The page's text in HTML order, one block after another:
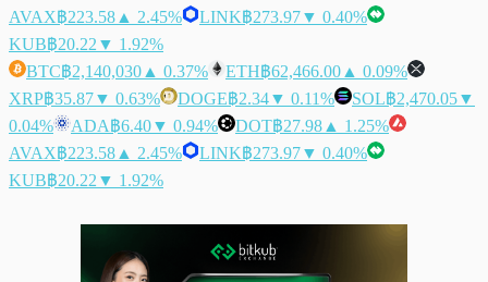
AVAX฿223.58 ▲ 2.45% LINK฿273.97▼ 0.40%
KUB฿20.22 ▼ 1.92%
BTC฿2,140,030 ▲ 0.37% ETH฿62,466.00 ▲ 0.09%
XRP฿35.87▼ 0.63% DOGE฿2.34▼ 0.11% SOL฿2,470.05▼
0.04%
ADA฿6.40▼ 0.94% DOT฿27.98 ▲ 1.25%
AVAX฿223.58 ▲ 2.45% LINK฿273.97▼ 0.40%
KUB฿20.22 ▼ 1.92%